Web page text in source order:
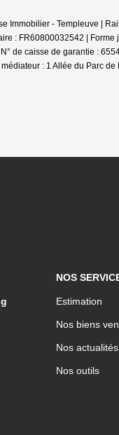
Immobilier - Templeuve |
: FR60800032542 |
de caisse de garantie :
: 1 Allée du Parc
NOS
Estimation
Nos biens
Nos actualités
Nos outils